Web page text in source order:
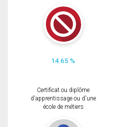
14.65 %
Certificat ou diplôme
d'apprentissage ou d'une
école de métiers